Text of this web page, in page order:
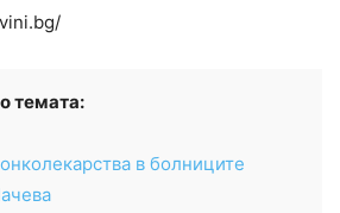
темата:
в болниците